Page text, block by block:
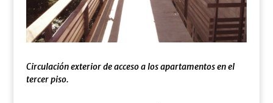
Circulación exterior de acceso a los apartamentos en el
tercer piso.